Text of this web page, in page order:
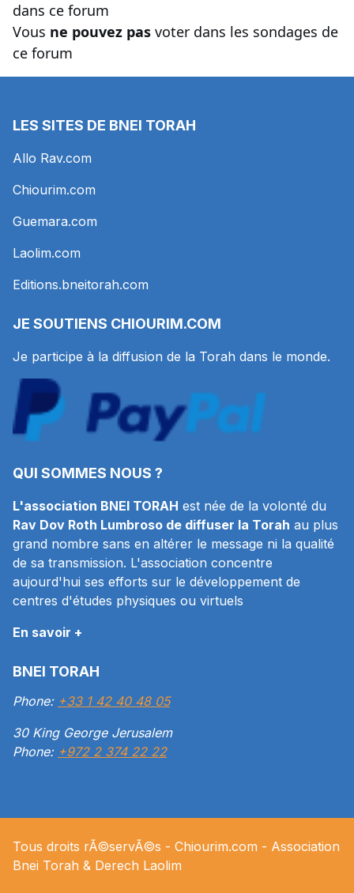
dans ce forum
Vous ne pouvez pas voter dans les sondages de
ce forum
LES SITES DE BNEI TORAH
Allo Rav.com
Chiourim.com
Guemara.com
Laolim.com
Editions.bneitorah.com
JE SOUTIENS CHIOURIM.COM
Je participe à la diffusion de la Torah dans le monde.
QUI SOMMES NOUS ?
L'association BNEI TORAH est née de la volonté du
Rav Dov Roth Lumbroso de diffuser la Torah au plus
grand nombre sans en altérer le message ni la qualité
de sa transmission. L'association concentre
aujourd'hui ses efforts sur le développement de
centres d'études physiques ou virtuels
En savoir +
BNEI TORAH
Phone: +33 1 42 40 48 05
30 King George Jerusalem
Phone: +972 2 374 22 22
Tous droits rÃ©servÃ©s - Chiourim.com - Association
Bnei Torah & Derech Laolim